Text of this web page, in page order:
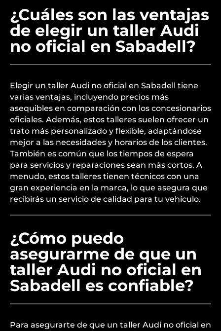
¿Cuáles son las ventajas
de elegir un taller Audi
no oficial en Sabadell?
Elegir un taller Audi no oficial en Sabadell tiene
varias ventajas, incluyendo precios más
asequibles en comparación con los concesionarios
oficiales. Además, estos talleres suelen ofrecer un
trato más personalizado y flexible, adaptándose
mejor a las necesidades y horarios de los clientes.
También es común que los tiempos de espera
para servicios y reparaciones sean más cortos. A
menudo, estos talleres tienen técnicos con una
gran experiencia en la marca, lo que asegura que
recibirás un servicio de calidad para tu vehículo.
¿Cómo puedo
asegurarme de que un
taller Audi no oficial en
Sabadell es confiable?
Para asegurarte de que un taller Audi no oficial en